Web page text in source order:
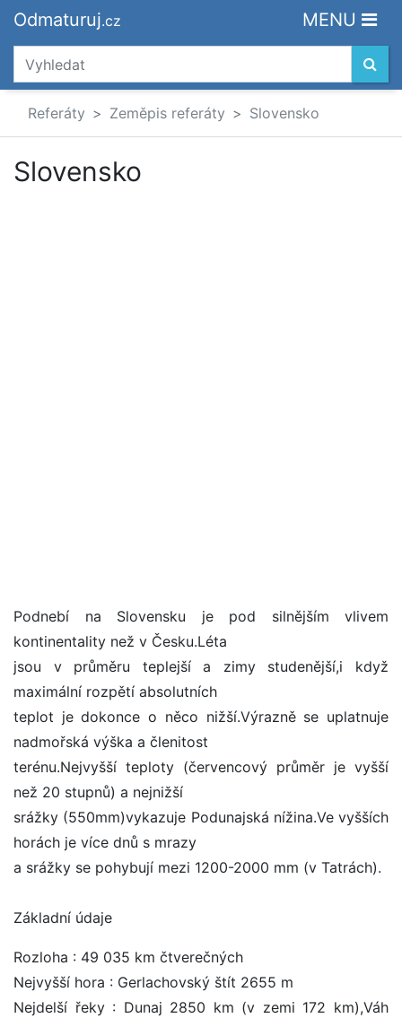
Odmaturuj.cz MENU
Referáty Zeměpis referáty Slovensko
Slovensko
Podnebí na Slovensku je pod silnějším vlivem
kontinentality než v Česku.Léta
jsou v průměru teplejší a zimy studenější,i když
maximální rozpětí absolutních
teplot je dokonce o něco nižší.Výrazně se uplatnuje
nadmořská výška a členitost
terénu.Nejvyšší teploty (červencový průměr je vyšší
než 20 stupnů) a nejnižší
srážky (550mm)vykazuje Podunajská nížina.Ve vyšších
horách je více dnů s mrazy
a srážky se pohybují mezi 1200-2000 mm (v Tatrách).
Základní údaje
Rozloha : 49 035 km čtverečných
Nejvyšší hora : Gerlachovský štít 2655 m
Nejdelší řeky : Dunaj 2850 km (v zemi 172 km),Váh